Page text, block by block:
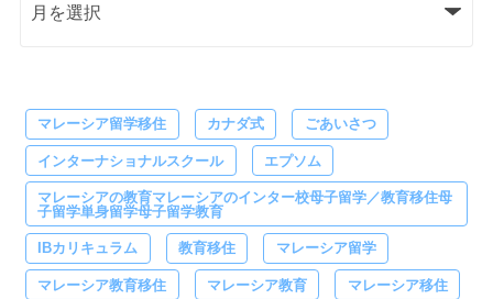
マレーシア留学移住 カナダ式 ごあいさつ
インターナショナルスクール エプソム
マレーシアの教育マレーシアのインター校母子留学／教育移住母
子留学単身留学母子留学教育
IBカリキュラム 教育移住 マレーシア留学
マレーシア教育移住 マレーシア教育 マレーシア移住